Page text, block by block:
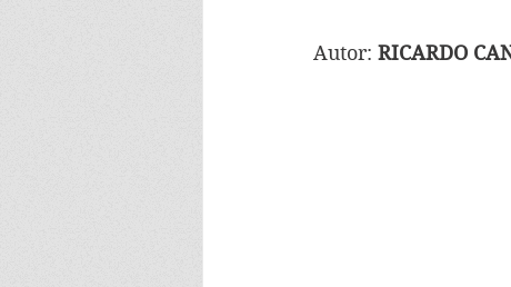
Autor: RICARDO